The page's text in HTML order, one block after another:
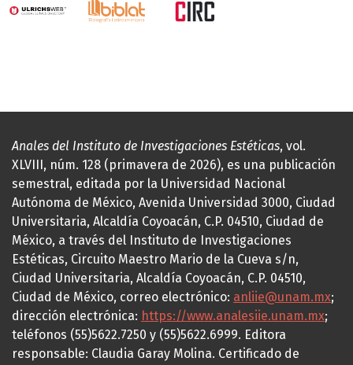
Anales del Instituto de Investigaciones Estéticas, vol.
XLVIII, núm. 128 (primavera de 2026), es una publicación
semestral, editada por la Universidad Nacional
Autónoma de México, Avenida Universidad 3000, Ciudad
Universitaria, Alcaldía Coyoacán, C.P. 04510, Ciudad de
México, a través del Instituto de Investigaciones
Estéticas, Circuito Maestro Mario de la Cueva s/n,
Ciudad Universitaria, Alcaldía Coyoacán, C.P. 04510,
Ciudad de México, correo electrónico: anliie@unam.mx;
dirección electrónica: https://www.analesiie.unam.mx;
teléfonos (55)5622.7250 y (55)5622.6999. Editora
responsable: Claudia Garay Molina. Certificado de